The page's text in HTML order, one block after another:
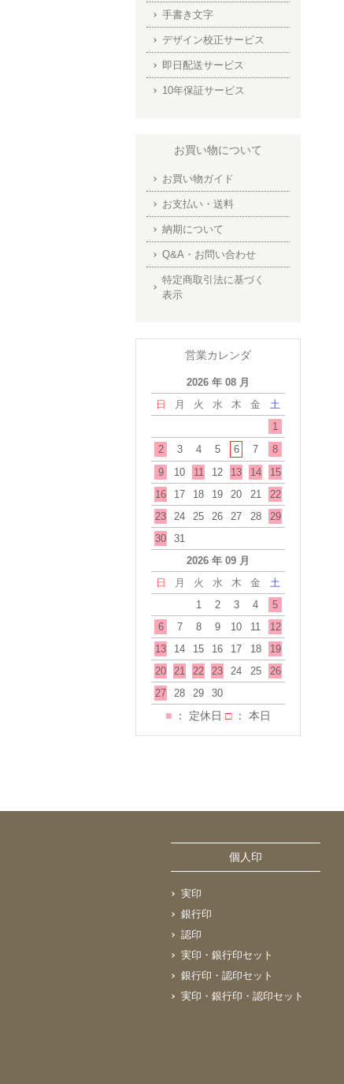
手書き文字
デザイン校正サービス
即日配送サービス
10年保証サービス
お買い物について
お買い物ガイド
お支払い・送料
納期について
Q&A・お問い合わせ
特定商取引法に基づく
表示
営業カレンダ
2026 年 08 月
日
月 火 水 木 金
土
1
2
3 4 5 6 7
8
9
10 11 12 13 14
15
16
17 18 19 20 21
22
23
24 25 26 27 28
29
30
31
2026 年 09 月
日
月 火 水 木 金
土
1
2 3 4
5
6
7 8 9 10 11
12
13
14 15 16 17 18
19
20
21 22 23 24 25
26
27
28 29 30
■ ： 定休日 □： 本日
個人印
実印
銀行印
認印
実印・銀行印セット
銀行印・認印セット
実印・銀行印・認印セット